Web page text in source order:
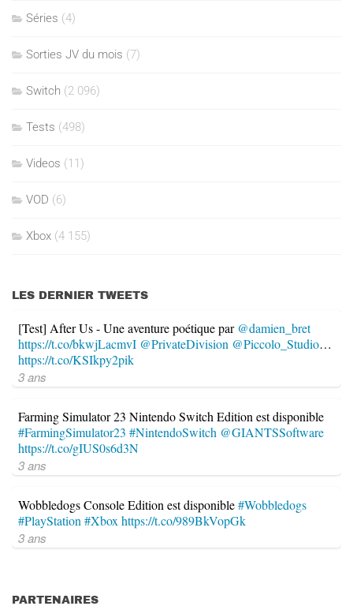
Séries (4)
Sorties JV du mois (7)
Switch (2 096)
Tests (498)
Videos (11)
VOD (6)
Xbox (4 155)
LES DERNIER TWEETS
[Test] After Us - Une aventure poétique par @damien_bret
https://t.co/bkwjLacmvI @PrivateDivision @Piccolo_Studio…
https://t.co/KSIkpy2pik
3 ans
Farming Simulator 23 Nintendo Switch Edition est disponible
#FarmingSimulator23 #NintendoSwitch @GIANTSSoftware
https://t.co/gIUS0s6d3N
3 ans
Wobbledogs Console Edition est disponible#Wobbledogs
#PlayStation #Xbox https://t.co/989BkVopGk
3 ans
PARTENAIRES